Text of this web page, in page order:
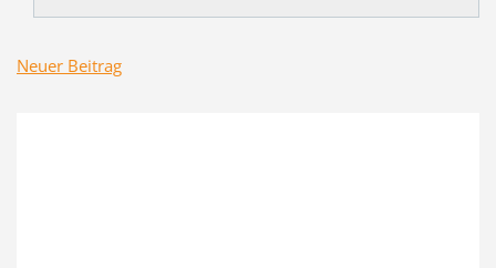
Neuer Beitrag